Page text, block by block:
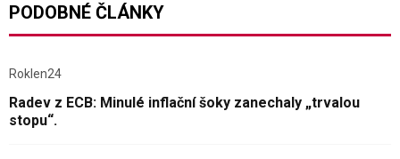
PODOBNÉ ČLÁNKY
Roklen24
Radev z ECB: Minulé inflační šoky zanechaly „trvalou
stopu“.